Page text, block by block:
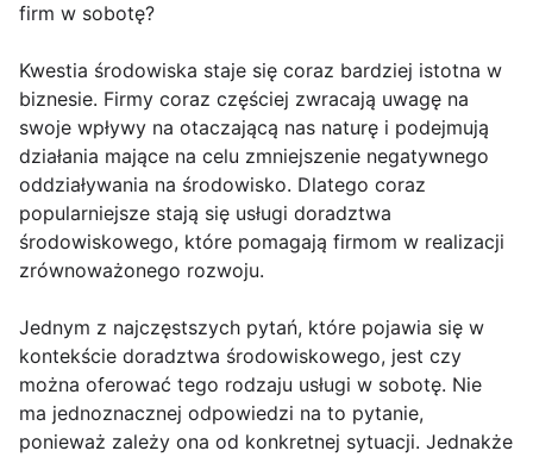
firm w sobotę?
Kwestia środowiska staje się coraz bardziej istotna w
biznesie. Firmy coraz częściej zwracają uwagę na
swoje wpływy na otaczającą nas naturę i podejmują
działania mające na celu zmniejszenie negatywnego
oddziaływania na środowisko. Dlatego coraz
popularniejsze stają się usługi doradztwa
środowiskowego, które pomagają firmom w realizacji
zrównoważonego rozwoju.
Jednym z najczęstszych pytań, które pojawia się w
kontekście doradztwa środowiskowego, jest czy
można oferować tego rodzaju usługi w sobotę. Nie
ma jednoznacznej odpowiedzi na to pytanie,
ponieważ zależy ona od konkretnej sytuacji. Jednakże